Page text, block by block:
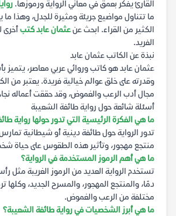
القارئ يفكر بعمق في معاني الرواية ورموزها.
ما تتناول مواضيع جريئة ومثيرة للجدل، وهذا
الكثير من القراء. ابحث عنعثمان عابد كتبأخرى
الفريد.
نبذة عن الكاتب عثمان عابد
عثمان عابد هو كاتب وروائي عربي معاصر، يتميز
وقدرته على خلق عوالم خيالية فريدة. يعتبر من
مجال أدب الرعب والغموض، وقد حققت أعماله
أسئلة شائعة حول رواية طائفة الشعيبة
ما هي الفكرة الرئيسية التي تدور حولها رواية
تدور الرواية حول طائفة دينية أو شيطانية
منتجع مهجور، وتأثير هذه الطقوس على حياة
ما هي أهم الرموز المستخدمة في الرواية؟
تستخدم الرواية العديد من الرموز الغريبة مثل
دمًا، والمنتجع المهجور، والمسرح الجديد، وكلها
مختلفة من الرعب والغموض.
ما هي أبرز الشخصيات في رواية طائفة الشعيبة؟